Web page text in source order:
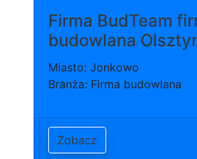
Firma BudTeam
budowlana
Miasto: Jonkowo
Branża: Firma budowlana
Zobacz